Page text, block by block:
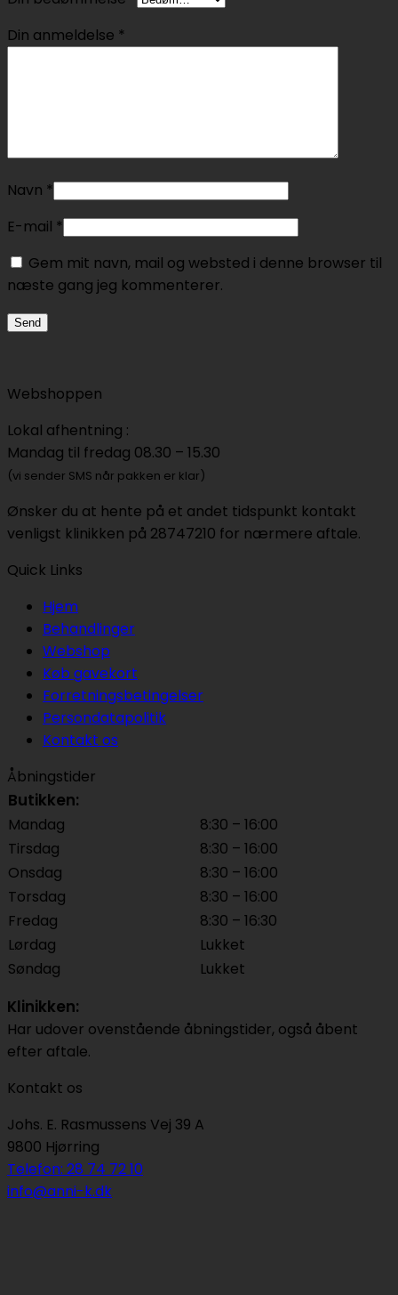
Din anmeldelse *
Navn *
E-mail *
Gem mit navn, mail og websted i denne browser til
næste gang jeg kommenterer.
Webshoppen
Lokal afhentning :
Mandag til fredag 08.30 – 15.30
(vi sender SMS når pakken er klar)
Ønsker du at hente på et andet tidspunkt kontakt
venligst klinikken på 28747210 for nærmere aftale.
Quick Links
Hjem
Behandlinger
Webshop
Køb gavekort
Forretningsbetingelser
Persondatapolitik
Kontakt os
Åbningstider
Butikken:
Mandag
8:30 – 16:00
Tirsdag
8:30 – 16:00
Onsdag
8:30 – 16:00
Torsdag
8:30 – 16:00
Fredag
8:30 – 16:30
Lørdag
Lukket
Søndag
Lukket
Klinikken:
Har udover ovenstående åbningstider, også åbent
efter aftale.
Kontakt os
Johs. E. Rasmussens Vej 39 A
9800 Hjørring
Telefon: 28 74 72 10
info@anni-k.dk